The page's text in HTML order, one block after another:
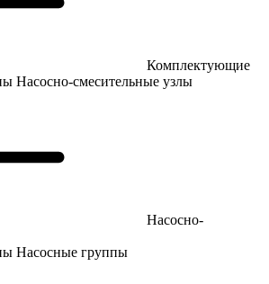
Комплектующие
Насосно-смесительные узлы
Насосно-
Насосные группы